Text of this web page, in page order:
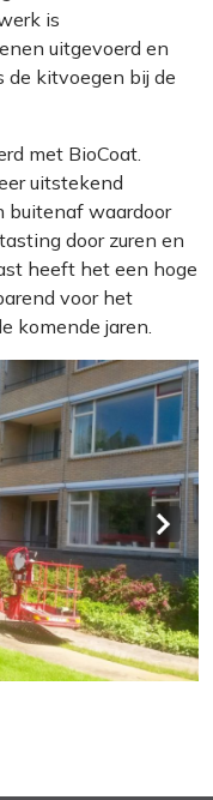
is
uitgevoerd en
de kitvoegen bij de
met BioCoat.
uitstekend
buitenaf waardoor
door zuren en
heeft het een hoge
voor het
komende jaren.